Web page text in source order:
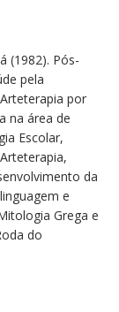
(1982). Pós-
pela
por
na área de
Escolar,
da
e
Grega e
do